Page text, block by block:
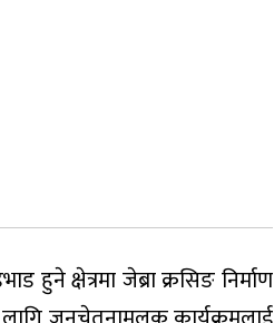
हुने क्षेत्रमा जेब्रा क्रसिङ निर्माण